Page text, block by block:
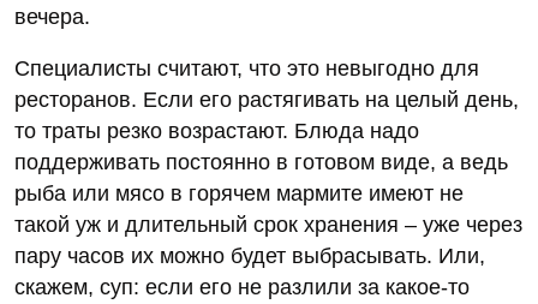
вечера.
Специалисты считают, что это невыгодно для
ресторанов. Если его растягивать на целый день,
то траты резко возрастают. Блюда надо
поддерживать постоянно в готовом виде, а ведь
рыба или мясо в горячем мармите имеют не
такой уж и длительный срок хранения – уже через
пару часов их можно будет выбрасывать. Или,
скажем, суп: если его не разлили за какое-то